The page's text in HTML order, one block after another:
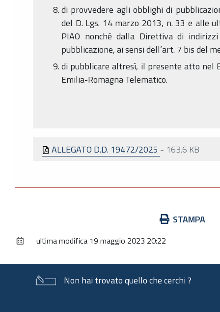
di provvedere agli obblighi di
del D. Lgs. 14 marzo 2013, n. 33 e alle
PIAO nonché dalla Direttiva di
pubblicazione, ai sensi dell’art. 7 bis del
di pubblicare altresì, il presente atto nel
Emilia-Romagna Telematico.
ALLEGATO D.D. 19472/2025 - 163.6 KB
documento
STAMPA
ultima modifica 19 maggio 2023 20:22
Non hai trovato quello che cerchi ?